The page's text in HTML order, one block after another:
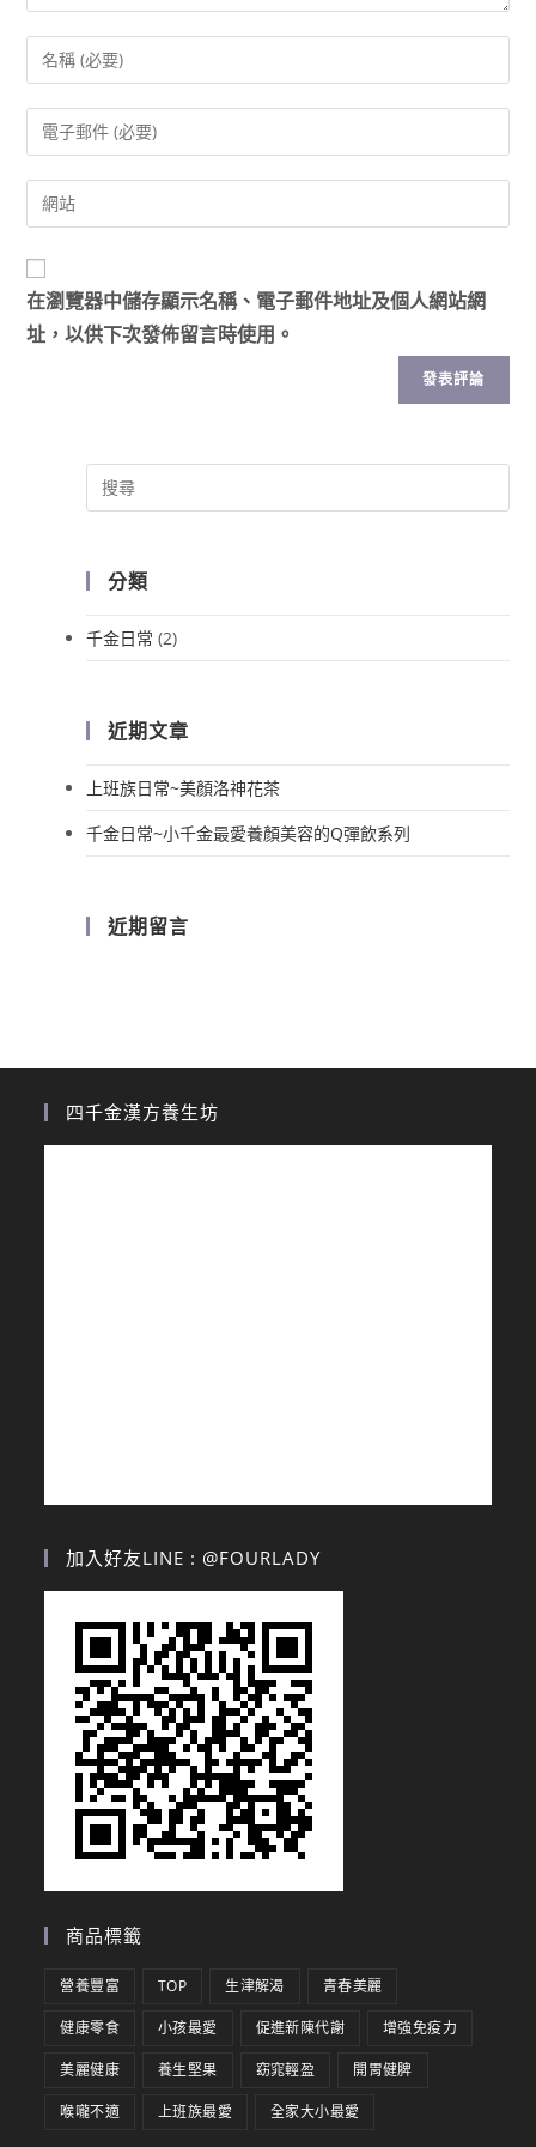
在瀏覽器中儲存顯示名稱、電子郵件地址及個人網站網
址，以供下次發佈留言時使用。
分類
千金日常 (2)
近期文章
上班族日常~美顏洛神花茶
千金日常~小千金最愛養顏美容的Q彈飲系列
近期留言
四千金漢方養生坊
加入好友LINE : @FOURLADY
商品標籤
營養豐富 TOP 生津解渴 青春美麗
健康零食 小孩最愛 促進新陳代謝 增強免疫力
美麗健康 養生堅果 窈窕輕盈 開胃健脾
喉嚨不適 上班族最愛 全家大小最愛